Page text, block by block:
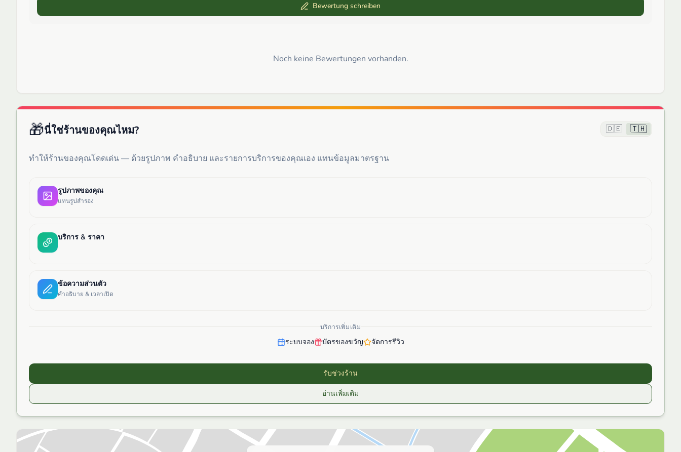
Bewertung schreiben
Noch keine Bewertungen vorhanden.
🎁นี่ใช่ร้านของคุณไหม? 🇩🇪 🇹🇭
ทำให้ร้านของคุณโดดเด่น — ด้วยรูปภาพ คำอธิบาย และรายการบริการของคุณเอง แทนข้อมูลมาตรฐาน
รูปภาพของคุณ
แทนรูปสำรอง
บริการ & ราคา
ข้อความส่วนตัว
คำอธิบาย & เวลาเปิด
บริการเพิ่มเติม
ระบบจอง บัตรของขวัญ จัดการรีวิว
รับช่วงร้าน
อ่านเพิ่มเติม